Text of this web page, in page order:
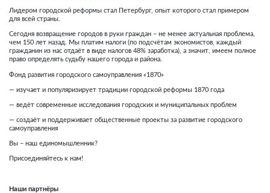
Лидером городской реформы стал Петербург, опыт которого стал примером
для всей страны.
Сегодня возвращение городов в руки граждан – не менее актуальная проблема,
чем 150 лет назад. Мы платим налоги (по подсчётам экономистов, каждый
гражданин из нас отдаёт в виде налогов 48% заработка), а значит, имеем полное
право определять судьбу нашего города и района.
Фонд развития городского самоуправления «1870»
— изучает и популяризирует традиции городской реформы 1870 года
— ведёт современные исследования городских и муниципальных проблем
— создаёт и поддерживает общественные проекты за развитие городского
самоуправления
Вы – наш единомышленник?
Присоединяйтесь к нам!
Наши партнёры